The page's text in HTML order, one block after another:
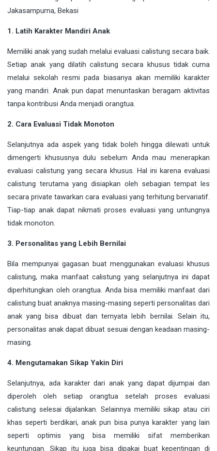
1. Latih Karakter Mandiri Anak
Memiliki anak yang sudah melalui evaluasi calistung secara baik.
Setiap anak yang dilatih calistung secara khusus tidak cuma
melalui sekolah resmi pada biasanya akan memiliki karakter
yang mandiri. Anak pun dapat menuntaskan beragam aktivitas
tanpa kontribusi Anda menjadi orangtua.
2. Cara Evaluasi Tidak Monoton
Selanjutnya ada aspek yang tidak boleh hingga dilewati untuk
dimengerti khususnya dulu sebelum Anda mau menerapkan
evaluasi calistung yang secara khusus. Hal ini karena evaluasi
calistung terutama yang disiapkan oleh sebagian tempat les
secara private tawarkan cara evaluasi yang terhitung bervariatif.
Tiap-tiap anak dapat nikmati proses evaluasi yang untungnya
tidak monoton.
3. Personalitas yang Lebih Bernilai
Bila mempunyai gagasan buat menggunakan evaluasi khusus
calistung, maka manfaat calistung yang selanjutnya ini dapat
diperhitungkan oleh orangtua. Anda bisa memiliki manfaat dari
calistung buat anaknya masing-masing seperti personalitas dari
anak yang bisa dibuat dan ternyata lebih bernilai. Selain itu,
personalitas anak dapat dibuat sesuai dengan keadaan masing-
masing.
4. Mengutamakan Sikap Yakin Diri
Selanjutnya, ada karakter dari anak yang dapat dijumpai dan
diperoleh oleh setiap orangtua setelah proses evaluasi
calistung selesai dijalankan. Selainnya memiliki sikap atau ciri
khas seperti berdikari, anak pun bisa punya karakter yang lain
seperti optimis yang bisa memiliki sifat memberikan
keuntungan. Sikap itu juga bisa dipakai buat kepentingan di